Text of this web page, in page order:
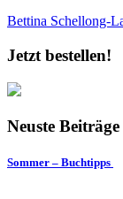
Bettina Schellong-
Jetzt bestellen!
Neuste Beiträge
Sommer – Buchtipps